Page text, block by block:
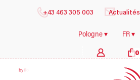
+43 463 305 003 Actualités
Pologne ▾ FR ▾
0
by il